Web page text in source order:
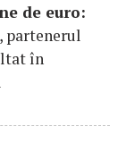
de euro:
partenerul
în